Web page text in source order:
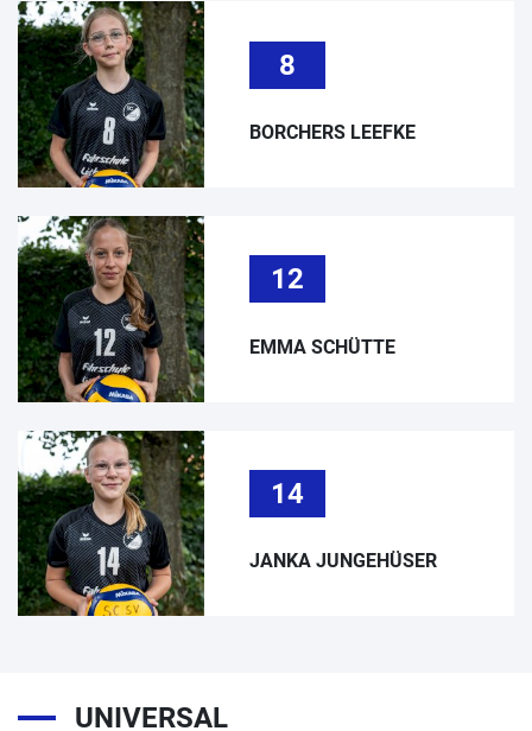
8
BORCHERS LEEFKE
12
EMMA SCHÜTTE
14
JANKA JUNGEHÜSER
UNIVERSAL